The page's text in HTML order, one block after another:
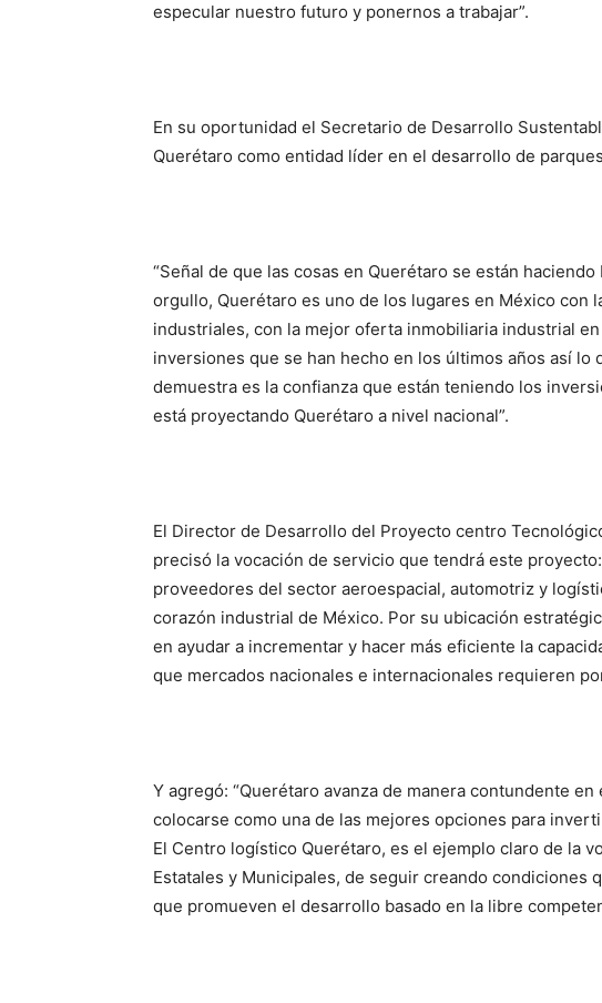
especular nuestro futuro y ponernos a trabajar”.
En su oportunidad el Secretario de Desarrollo
Querétaro como entidad líder en el desarrollo de
“Señal de que las cosas en Querétaro se están
orgullo, Querétaro es uno de los lugares en México con
industriales, con la mejor oferta inmobiliaria industrial
inversiones que se han hecho en los últimos años así lo
demuestra es la confianza que están teniendo los
está proyectando Querétaro a nivel nacional”.
El Director de Desarrollo del Proyecto centro
precisó la vocación de servicio que tendrá este
proveedores del sector aeroespacial, automotriz y
corazón industrial de México. Por su ubicación
en ayudar a incrementar y hacer más eficiente la
que mercados nacionales e internacionales requieren
Y agregó: “Querétaro avanza de manera contundente
colocarse como una de las mejores opciones para
El Centro logístico Querétaro, es el ejemplo claro de la
Estatales y Municipales, de seguir creando condiciones
que promueven el desarrollo basado en la libre